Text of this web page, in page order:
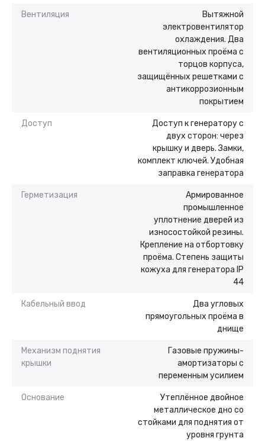
Вентиляция
Вытяжной
электровентилятор
охлаждения. Два
вентиляционных проёма с
торцов корпуса,
защищённых решетками с
антикоррозионным
покрытием
Доступ
Доступ к генератору с
двух сторон: через
крышку и дверь. Замки,
комплект ключей. Удобная
заправка генератора
Герметизация
Армированное
промышленное
уплотнение дверей из
износостойкой резины.
Крепление на отбортовку
проёма. Степень защиты
кожуха для генератора IP
44
Кабельный ввод
Два угловых
прямоугольных проёма в
днище
Механизм поднятия
крышки
Газовые пружины-
амортизаторы с
переменным усилием
Основание
Утеплённое двойное
металлическое дно со
стойками для поднятия от
уровня грунта